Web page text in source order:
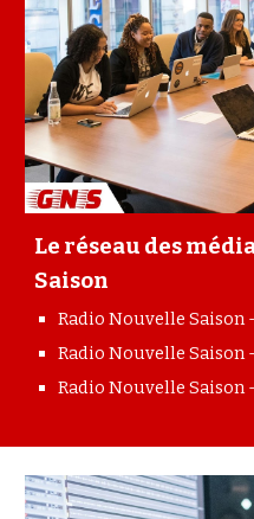
Le réseau des mé
Saison
Radio Nouvelle Saison
Radio Nouvelle
Radio Nouvelle Saison